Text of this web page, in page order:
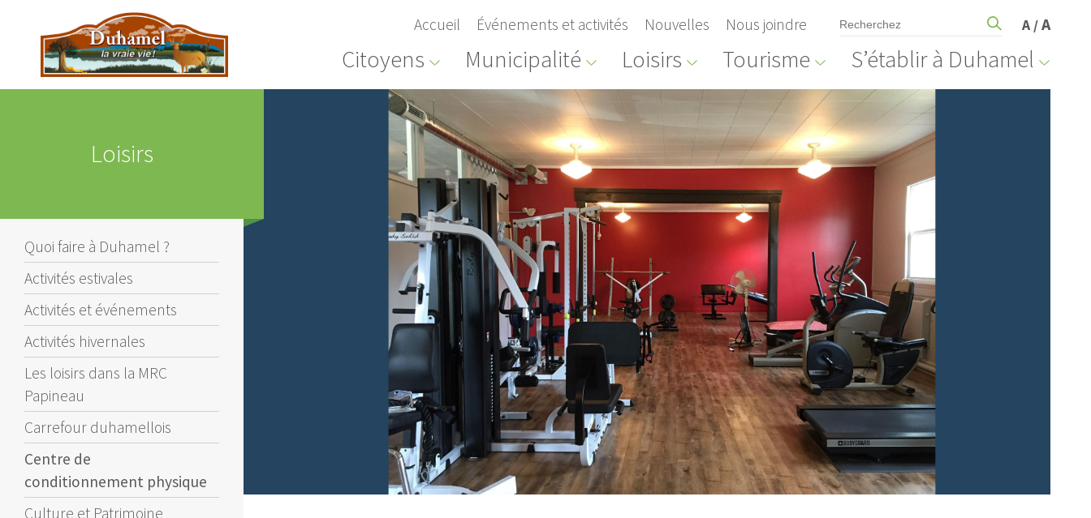
Accueil Événements et activités Nouvelles Nous joindre A /A
Citoyens Municipalité Loisirs Tourisme S’établir à Duhamel
Loisirs
Quoi faire à Duhamel ?
Activités estivales
Activités et événements
Activités hivernales
Les loisirs dans la MRC
Papineau
Carrefour duhamellois
Centre de
conditionnement physique
Culture et Patrimoine